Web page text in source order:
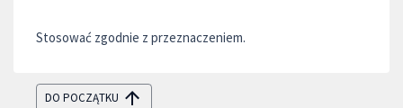
Stosować zgodnie z przeznaczeniem.
DO POCZĄTKU